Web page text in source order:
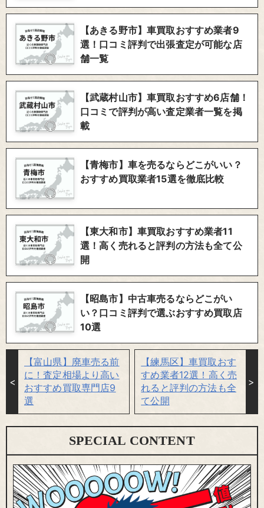
【あきる野市】車買取おすすめ業者9
選！口コミ評判で出張査定が可能な店
舗一覧
【武蔵村山市】車買取おすすめ6店舗！
口コミで評判が高い査定業者一覧を掲
載
【青梅市】車を売るならどこがいい？
おすすめ買取業者15選を徹底比較
【東大和市】車買取おすすめ業者11
選！高く売れると評判の方法も全て公
開
【昭島市】中古車売るならどこがい
い？口コミ評判で選ぶおすすめ買取店
10選
【富山県】廃車売る前
に！査定相場より高い
おすすめ買取専門店9
選
【練馬区】車買取おす
すめ業者12選！高く売
れると評判の方法も全
て公開
SPECIAL CONTENT